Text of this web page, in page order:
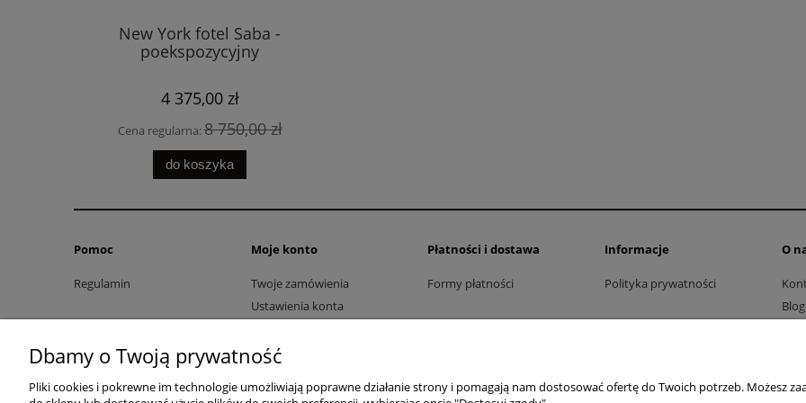
New York fotel Saba -
poekspozycyjny
4 375,00 zł
Cena regularna:8 750,00 zł
do koszyka
Pomoc
Regulamin
Moje konto
Twoje zamówienia
Ustawienia konta
Płatności i dostawa
Formy płatności
Informacje
Polityka prywatności
O
Blog
Dbamy o Twoją prywatność
Pliki cookies i pokrewne im technologie umożliwiają poprawne działanie strony i pomagają nam dostosować ofertę do Twoich potrzeb. Możesz